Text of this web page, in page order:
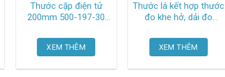
Thước cặp điện tử
200mm 500-197-30
XEM THÊM
Thước lá kết hợp thước
đo khe hở, dải đo
1~15mm, dải đo thước
thẳng 0~150mm 62612
XEM THÊM